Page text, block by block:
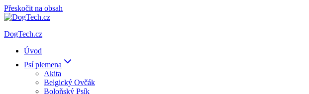
Přeskočit na obsah
DogTech.cz
Úvod
Psí plemena
Akita
Belgický Ovčák
Boloňský Psík